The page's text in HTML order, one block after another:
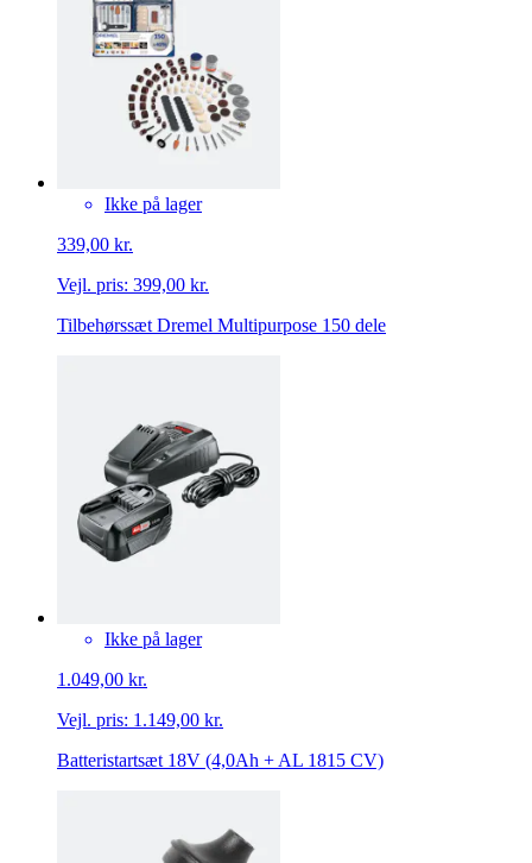
Ikke på lager
339,00 kr.
Vejl. pris: 399,00 kr.
Tilbehørssæt Dremel Multipurpose 150 dele
Ikke på lager
1.049,00 kr.
Vejl. pris: 1.149,00 kr.
Batteristartsæt 18V (4,0Ah + AL 1815 CV)